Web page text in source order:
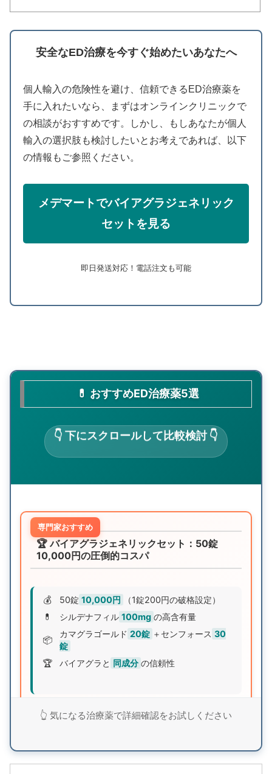
安全なED治療を今すぐ始めたいあなたへ
個人輸入の危険性を避け、信頼できるED治療薬を
手に入れたいなら、まずはオンラインクリニックで
の相談がおすすめです。しかし、もしあなたが個人
輸入の選択肢も検討したいとお考えであれば、以下
の情報もご参照ください。
メデマートでバイアグラジェネリック
セットを見る
即日発送対応！電話注文も可能
💊 おすすめED治療薬5選
👇 下にスクロールして比較検討 👇
🏆 バイアグラジェネリックセット：50錠
10,000円の圧倒的コスパ
専門家おすすめ
💰 50錠 10,000円
（1錠200円の破格設定）
💊
シルデナフィル 100mg の高含有量
📦
カマグラゴールド 20錠 ＋センフォース 30
錠
🏆
バイアグラと 同成分 の信頼性
世界的に知名度の高いバイアグラと同成分で圧倒的
👆 気になる治療薬で詳細確認をお試しください